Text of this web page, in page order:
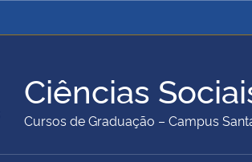
Ministério da Justiça e
Agricultura,
Ministério da Educação
Ciências
Cursos de Graduação – Campus